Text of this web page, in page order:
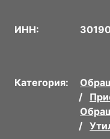
ИНН:
Категория: